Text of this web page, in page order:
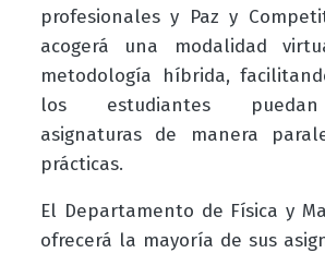
profesionales y Paz y
acogerá una modalidad
metodología híbrida,
los estudiantes
asignaturas de manera
prácticas.
El Departamento de Física y
ofrecerá la mayoría de sus